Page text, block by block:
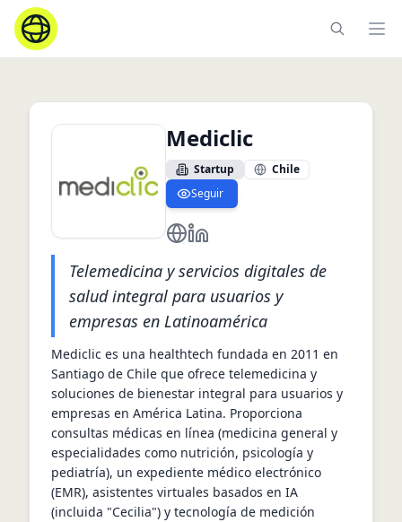
Mediclic
Startup
Chile
Seguir
https://www.mediclic.mx/
https://mx.linkedin.com/
Telemedicina y servicios digitales de
salud integral para usuarios y
empresas en Latinoamérica
Mediclic es una healthtech fundada en 2011 en
Santiago de Chile que ofrece telemedicina y
soluciones de bienestar integral para usuarios y
empresas en América Latina. Proporciona
consultas médicas en línea (medicina general y
especialidades como nutrición, psicología y
pediatría), un expediente médico electrónico
(EMR), asistentes virtuales basados en IA
(incluida "Cecilia") y tecnología de medición